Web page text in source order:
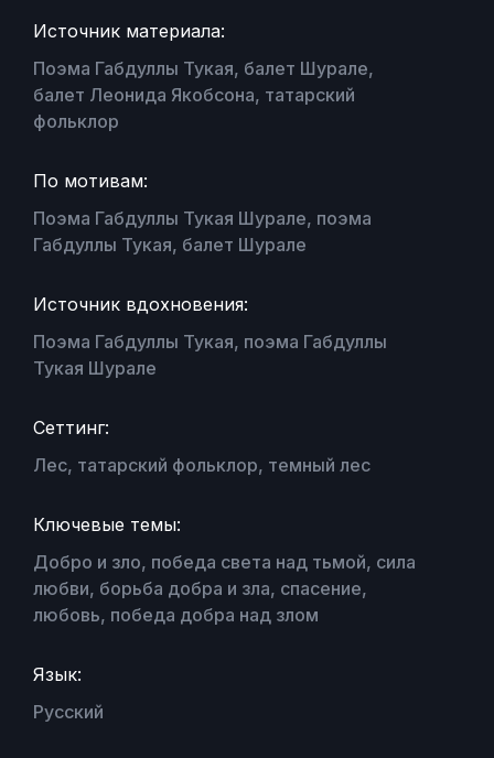
Источник материала:
Поэма Габдуллы Тукая, балет Шурале,
балет Леонида Якобсона, татарский
фольклор
По мотивам:
Поэма Габдуллы Тукая Шурале, поэма
Габдуллы Тукая, балет Шурале
Источник вдохновения:
Поэма Габдуллы Тукая, поэма Габдуллы
Тукая Шурале
Сеттинг:
Лес, татарский фольклор, темный лес
Ключевые темы:
Добро и зло, победа света над тьмой, сила
любви, борьба добра и зла, спасение,
любовь, победа добра над злом
Язык:
Русский